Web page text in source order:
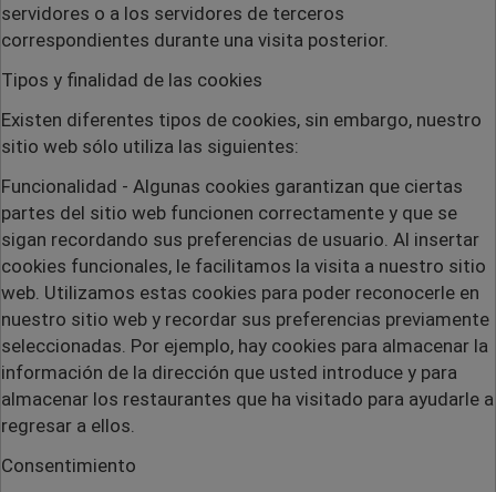
servidores o a los servidores de terceros
correspondientes durante una visita posterior.
Tipos y finalidad de las cookies
Existen diferentes tipos de cookies, sin embargo, nuestro
sitio web sólo utiliza las siguientes:
Funcionalidad - Algunas cookies garantizan que ciertas
partes del sitio web funcionen correctamente y que se
sigan recordando sus preferencias de usuario. Al insertar
cookies funcionales, le facilitamos la visita a nuestro sitio
web. Utilizamos estas cookies para poder reconocerle en
nuestro sitio web y recordar sus preferencias previamente
seleccionadas. Por ejemplo, hay cookies para almacenar la
información de la dirección que usted introduce y para
almacenar los restaurantes que ha visitado para ayudarle a
regresar a ellos.
Consentimiento